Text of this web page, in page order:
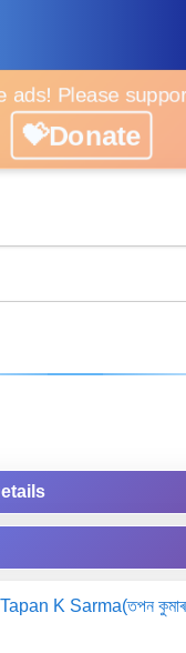
ads! Please
💝Donate
Tapan K Sarma(তপন কুমাৰ